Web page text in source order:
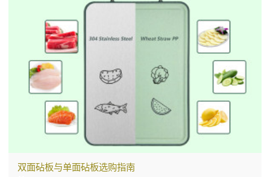
双面砧板与单面砧板选购指南